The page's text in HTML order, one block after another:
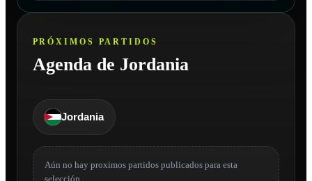
PRÓXIMOS PARTIDOS
Agenda de Jordania
Jordania
Aún no hay proximos partidos publicados para esta
selección.